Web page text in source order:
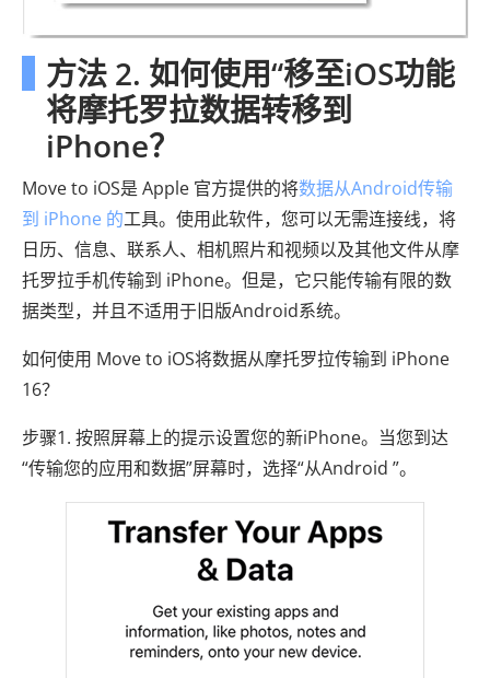
方法 2. 如何使用“移至iOS功能
将摩托罗拉数据转移到
iPhone？
Move to iOS是 Apple 官方提供的将数据从Android传输
到 iPhone 的工具。使用此软件，您可以无需连接线，将
日历、信息、联系人、相机照片和视频以及其他文件从摩
托罗拉手机传输到 iPhone。但是，它只能传输有限的数
据类型，并且不适用于旧版Android系统。
如何使用 Move to iOS将数据从摩托罗拉传输到 iPhone
16？
步骤1. 按照屏幕上的提示设置您的新iPhone。当您到达
“传输您的应用和数据”屏幕时，选择“从Android ”。